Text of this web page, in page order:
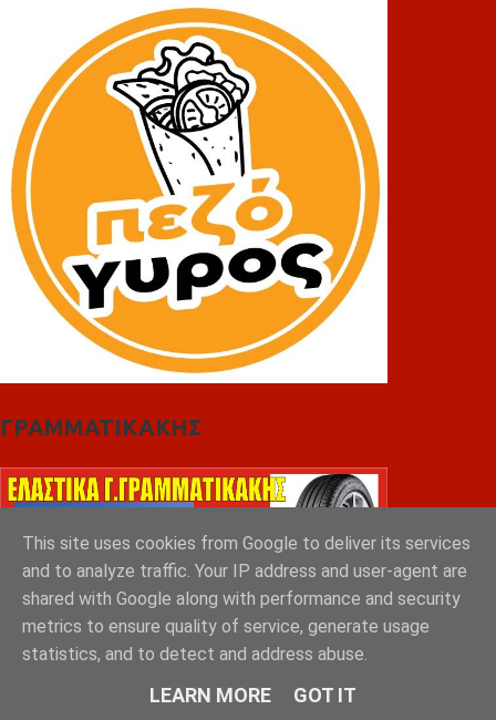
ΓΡΑΜΜΑΤΙΚΑΚΗΣ
This site uses cookies from Google to deliver its services
and to analyze traffic. Your IP address and user-agent are
shared with Google along with performance and security
metrics to ensure quality of service, generate usage
statistics, and to detect and address abuse.
LEARN MORE GOT IT